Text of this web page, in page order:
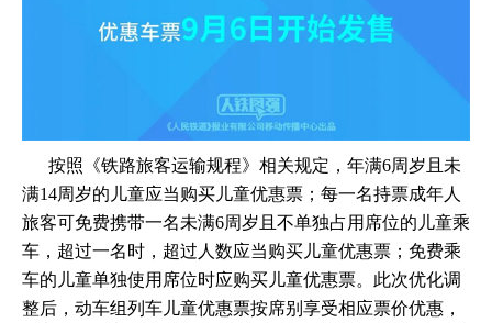
按照《铁路旅客运输规程》相关规定，年满6周岁且未
满14周岁的儿童应当购买儿童优惠票；每一名持票成年人
旅客可免费携带一名未满6周岁且不单独占用席位的儿童乘
车，超过一名时，超过人数应当购买儿童优惠票；免费乘
车的儿童单独使用席位时应购买儿童优惠票。此次优化调
整后，动车组列车儿童优惠票按席别享受相应票价优惠，